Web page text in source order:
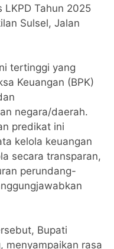
LKPD Tahun 2025
Sulsel, Jalan
tertinggi yang
Keuangan (BPK)
negara/daerah.
predikat ini
kelola keuangan
secara transparan,
perundang-
Bupati
menyampaikan rasa